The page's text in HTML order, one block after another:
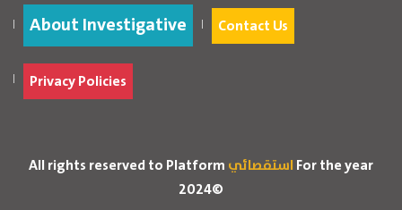
About Investigative Contact Us
Privacy Policies
All rights reserved to PlatformاستقصائيFor the year
2024©